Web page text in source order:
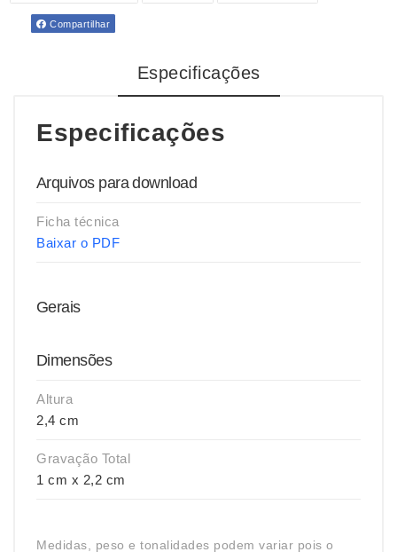
Compartilhar
Especificações
Especificações
Arquivos para download
Ficha técnica
Baixar o PDF
Gerais
Dimensões
Altura
2,4 cm
Gravação Total
1 cm x 2,2 cm
Medidas, peso e tonalidades podem variar pois o